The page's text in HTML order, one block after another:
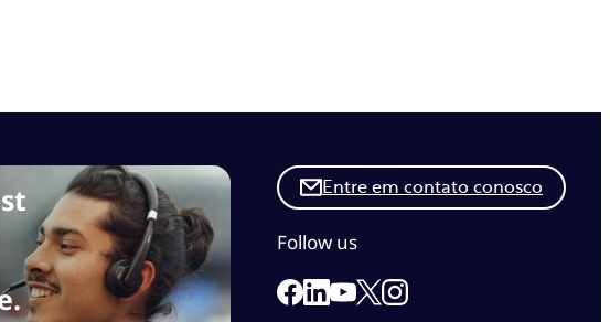
Entre em contato conosco
Follow us
Link to our Facebook page
Link to our Linkedin page
Link to our Youtube page
Link to our X page
Link to our Instagram